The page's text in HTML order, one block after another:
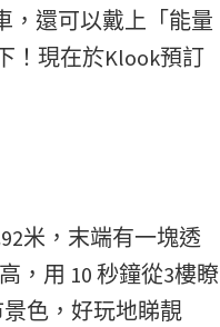
，還可以戴上「能量
！現在於Klook預訂
米，末端有一塊透
，用 10 秒鐘從3樓瞭
色，好玩地睇靚